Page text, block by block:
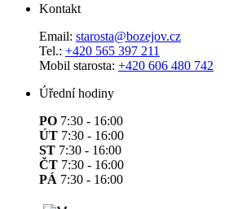
Kontakt
Email: starosta@bozejov.cz
Tel.: +420 565 397 211
Mobil starosta: +420 606 480 742
Úřední hodiny
PO 7:30 - 16:00
ÚT 7:30 - 16:00
ST 7:30 - 16:00
ČT 7:30 - 16:00
PÁ 7:30 - 16:00